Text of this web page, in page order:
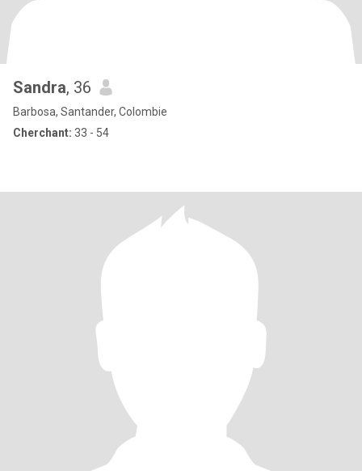
Sandra, 36
Barbosa, Santander, Colombie
Cherchant: 33 - 54